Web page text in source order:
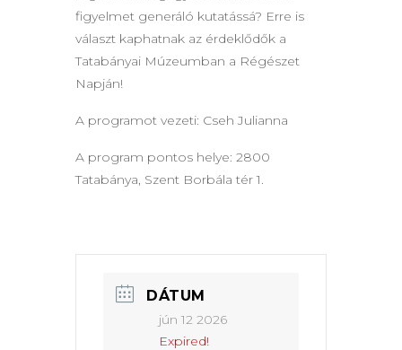
figyelmet generáló kutatássá? Erre is
választ kaphatnak az érdeklődők a
Tatabányai Múzeumban a Régészet
Napján!
A programot vezeti: Cseh Julianna
A program pontos helye: 2800
Tatabánya, Szent Borbála tér 1.
DÁTUM
jún 12 2026
Expired!